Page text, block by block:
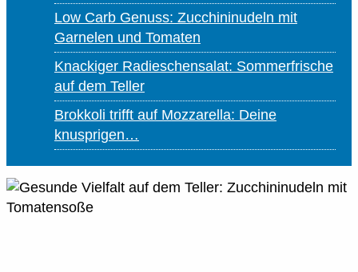
Low Carb Genuss: Zucchininudeln mit
Garnelen und Tomaten
Knackiger Radieschensalat: Sommerfrische
auf dem Teller
Brokkoli trifft auf Mozzarella: Deine
knusprigen…